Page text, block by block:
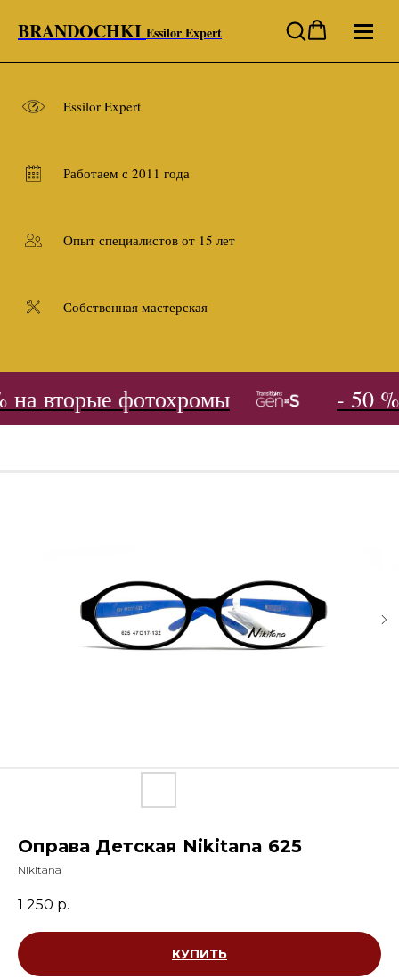
BRANDOCHKI Essilor Expert
Essilor Expert
Работаем с 2011 года
Опыт специалистов от 15 лет
Собственная мастерская
вторые фотохромы - 50
Оправа Детская Nikitana 625
Nikitana
1 250 р.
КУПИТЬ